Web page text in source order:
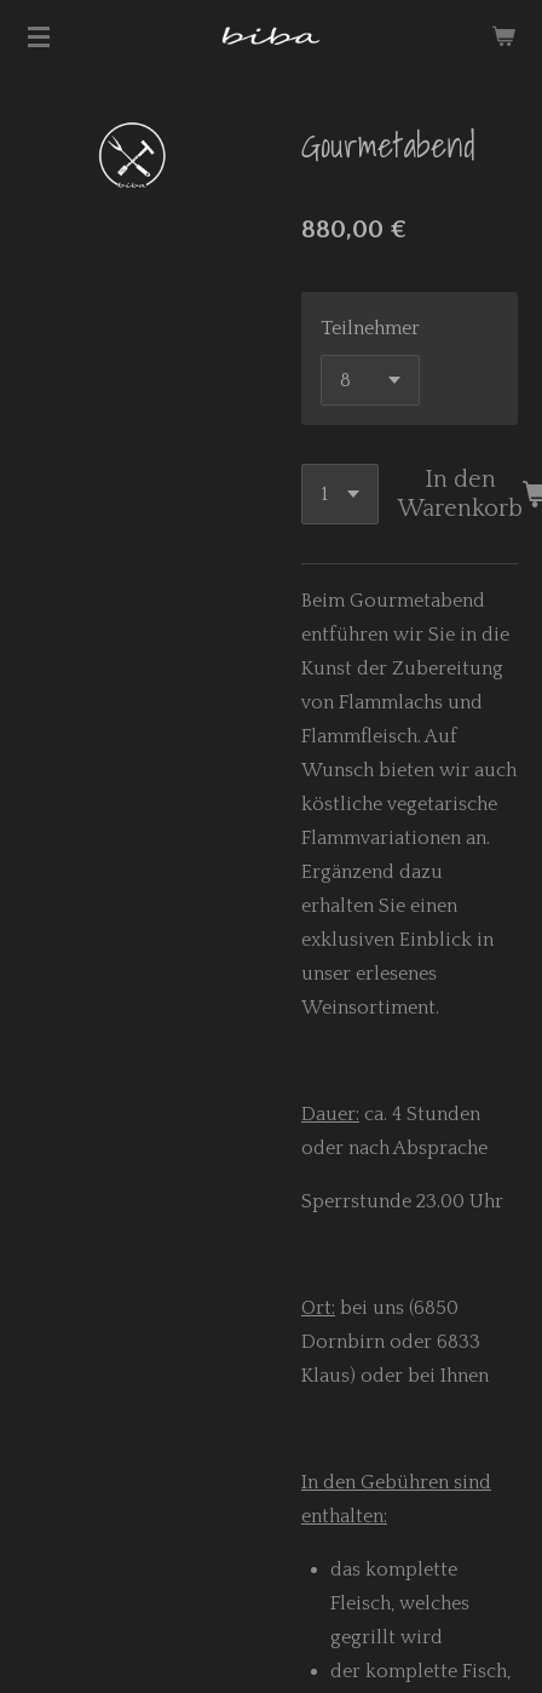
Zum
Gourmetabend
880,00 €
Teilnehmer
In den
Warenkorb
Beim Gourmetabend
entführen wir Sie in die
Kunst der Zubereitung
von Flammlachs und
Flammfleisch. Auf
Wunsch bieten wir auch
köstliche vegetarische
Flammvariationen an.
Ergänzend dazu
erhalten Sie einen
exklusiven Einblick in
unser erlesenes
Weinsortiment.
Dauer: ca. 4 Stunden
oder nach Absprache
Sperrstunde 23.00 Uhr
Ort: bei uns (6850
Dornbirn oder 6833
Klaus) oder bei Ihnen
In den Gebühren sind
enthalten:
das komplette
Fleisch, welches
gegrillt wird
der komplette Fisch,